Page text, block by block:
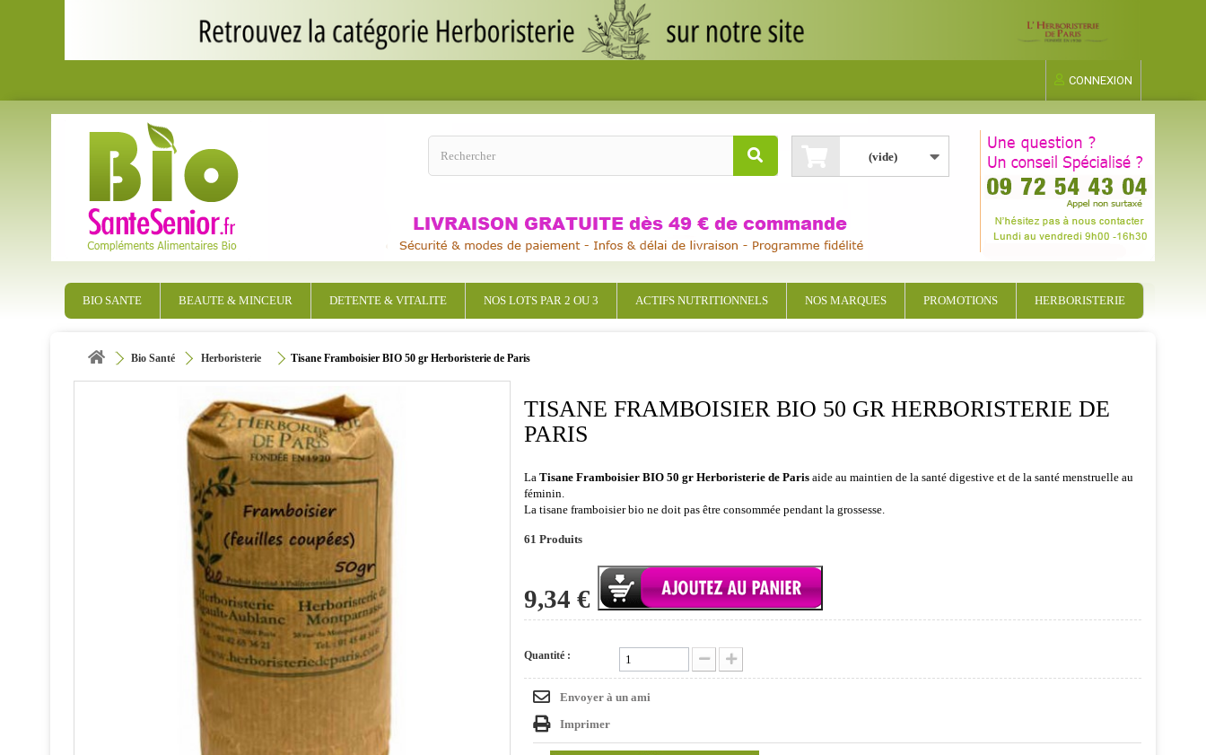
CONNEXION
(vide)
BIO SANTE BEAUTE & MINCEUR DETENTE & VITALITE NOS LOTS PAR 2 OU 3 ACTIFS NUTRITIONNELS NOS MARQUES PROMOTIONS HERBORISTERIE
Bio Santé Herboristerie Tisane Framboisier BIO 50 gr Herboristerie de Paris
TISANE FRAMBOISIER BIO 50 GR HERBORISTERIE DE
PARIS
La Tisane Framboisier BIO 50 gr Herboristerie de Paris aide au maintien de la santé digestive et de la santé menstruelle au
féminin.
La tisane framboisier bio ne doit pas être consommée pendant la grossesse.
61 Produits
9,34 €
Quantité :
Envoyer à un ami
Imprimer